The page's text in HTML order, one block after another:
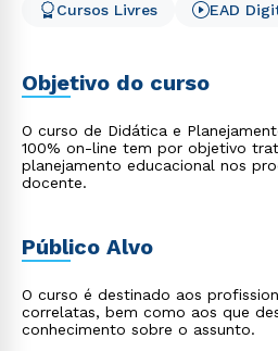
Cursos Livres EAD
Objetivo do curso
O curso de Didática e
100% on-line tem por objetivo
planejamento educacional nos
docente.
Público Alvo
O curso é destinado aos
correlatas, bem como aos que
conhecimento sobre o assunto.